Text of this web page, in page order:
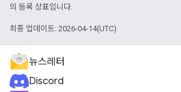
의 등록 상표입니다.
최종 업데이트: 2026-04-14(UTC)
뉴스레터
Discord